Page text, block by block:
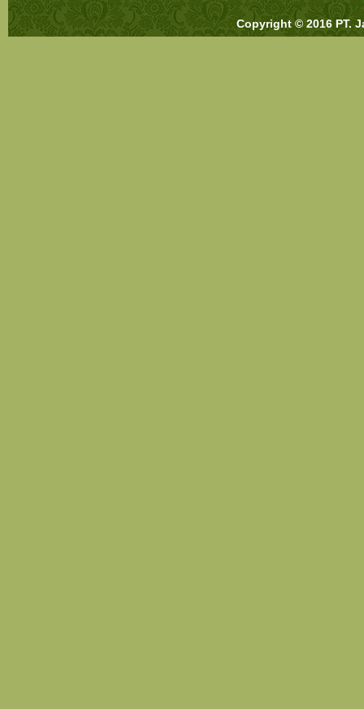
Copyright © 2016 PT.